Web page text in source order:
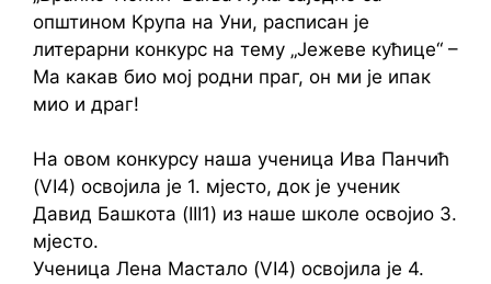
општином Крупа на Уни, расписан је
литерарни конкурс на тему „Јежеве кућице“ –
Ма какав био мој родни праг, он ми је ипак
мио и драг!
На овом конкурсу наша ученица Ива Панчић
(VI4) освојила је 1. мјесто, док је ученик
Давид Башкота (III1) из наше школе освојио 3.
мјесто.
Ученица Лена Мастало (VI4) освојила је 4.